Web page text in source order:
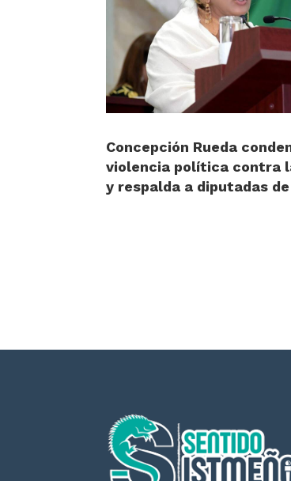
Concepción Rueda
violencia política contra
y respalda a diputadas